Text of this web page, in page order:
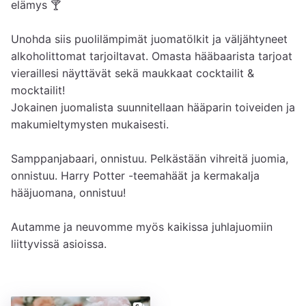
elämys 🍸
Unohda siis puolilämpimät juomatölkit ja väljähtyneet
alkoholittomat tarjoiltavat. Omasta hääbaarista tarjoat
vieraillesi näyttävät sekä maukkaat cocktailit &
mocktailit!
Jokainen juomalista suunnitellaan hääparin toiveiden ja
makumieltymysten mukaisesti.
Samppanjabaari, onnistuu. Pelkästään vihreitä juomia,
onnistuu. Harry Potter -teemahäät ja kermakalja
hääjuomana, onnistuu!
Autamme ja neuvomme myös kaikissa juhlajuomiin
liittyvissä asioissa.